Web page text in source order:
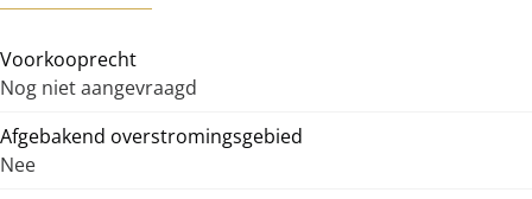
Voorkooprecht
Nog niet aangevraagd
Afgebakend overstromingsgebied
Nee